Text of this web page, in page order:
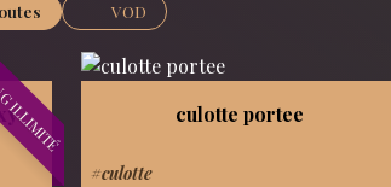
VOD
culotte portee
#culotte